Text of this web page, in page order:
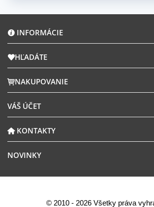
INFORMÁCIE
HĽADÁTE
NAKUPOVANIE
VÁŠ ÚČET
KONTAKTY
NOVINKY
© 2010 - 2026 Všetky práva